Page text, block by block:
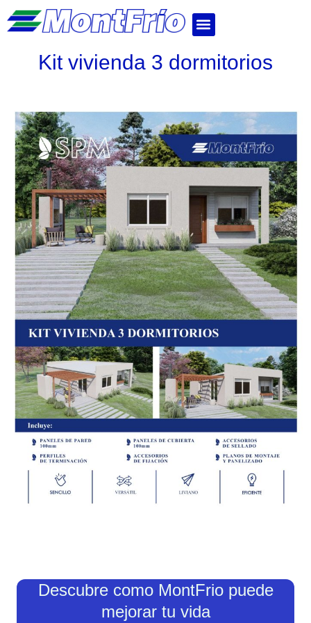
Kit vivienda 3 dormitorios
Descubre como MontFrio puede
mejorar tu vida